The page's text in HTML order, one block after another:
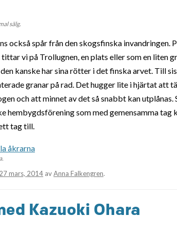
sälg.
också spår från den skogsfinska invandringen.
vi på Trollugnen, en plats eller som en liten
kanske har sina rötter i det finska arvet. Till
granar på rad. Det hugger lite i hjärtat att
och att minnet av det så snabbt kan
hembygdsförening som med gemensamma tag
tag till.
27 mars, 2014 avAnna Falkengren.
Kazuoki Ohara